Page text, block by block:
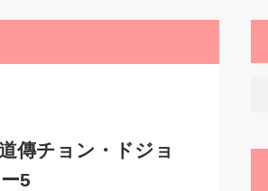
傳チョン・ドジョ
5